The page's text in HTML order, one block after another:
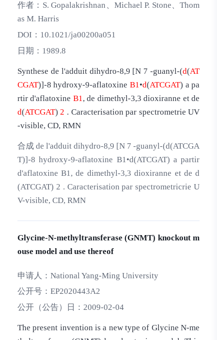
作者： S. Gopalakrishnan、Michael P. Stone、Thom
as M. Harris
DOI： 10.1021/ja00200a051
日期： 1989.8
Synthese de l'adduit dihydro-8,9 [N 7 -guanyl-(d(AT
CGAT)]-8 hydroxy-9-aflatoxine B1•d(ATCGAT) a pa
rtir d'aflatoxine B1, de dimethyl-3,3 dioxiranne et de
d(ATCGAT)2 . Caracterisation par spectrometrie UV
-visible, CD, RMN
合成 de l'adduit dihydro-8,9 [N 7 -guanyl-(d(ATCGA
T)]-8 hydroxy-9-aflatoxine B1•d(ATCGAT) a partir
d'aflatoxine B1, de dimethyl-3,3 dioxiranne et de d
(ATCGAT) 2 . Caracterisation par spectrometricrie U
V-visible, CD, RMN
Glycine-N-methyltransferase (GNMT) knockout m
ouse model and use thereof
申请人： National Yang-Ming University
公开号： EP2020443A2
公开（公告）日： 2009-02-04
The present invention is a new type of Glycine N-me